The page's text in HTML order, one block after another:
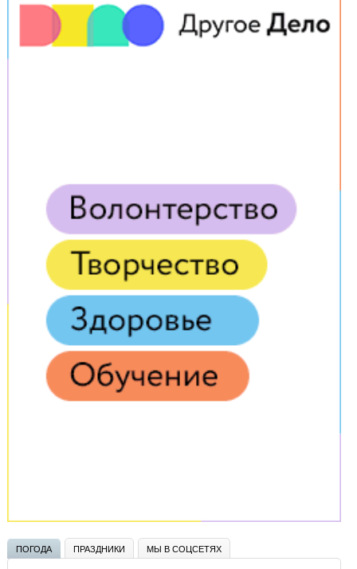
ПОГОДА ПРАЗДНИКИ МЫ В СОЦСЕТЯХ